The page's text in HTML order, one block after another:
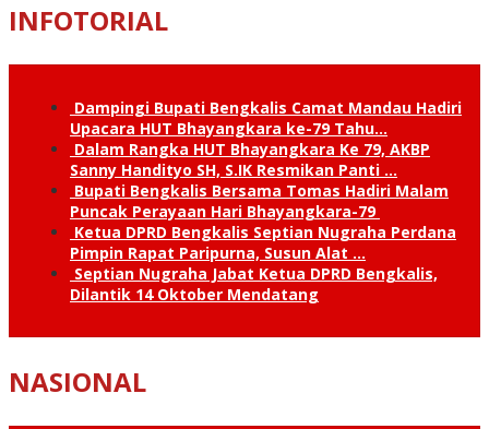
INFOTORIAL
Dampingi Bupati Bengkalis Camat Mandau Hadiri
Upacara HUT Bhayangkara ke-79 Tahu…
Dalam Rangka HUT Bhayangkara Ke 79, AKBP
Sanny Handityo SH, S.IK Resmikan Panti …
Bupati Bengkalis Bersama Tomas Hadiri Malam
Puncak Perayaan Hari Bhayangkara-79
Ketua DPRD Bengkalis Septian Nugraha Perdana
Pimpin Rapat Paripurna, Susun Alat …
Septian Nugraha Jabat Ketua DPRD Bengkalis,
Dilantik 14 Oktober Mendatang
NASIONAL